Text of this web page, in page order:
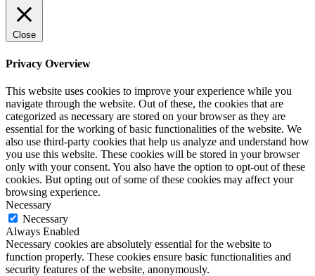
Close
Privacy Overview
This website uses cookies to improve your experience while you
navigate through the website. Out of these, the cookies that are
categorized as necessary are stored on your browser as they are
essential for the working of basic functionalities of the website. We
also use third-party cookies that help us analyze and understand how
you use this website. These cookies will be stored in your browser
only with your consent. You also have the option to opt-out of these
cookies. But opting out of some of these cookies may affect your
browsing experience.
Necessary
Necessary
Always Enabled
Necessary cookies are absolutely essential for the website to
function properly. These cookies ensure basic functionalities and
security features of the website, anonymously.